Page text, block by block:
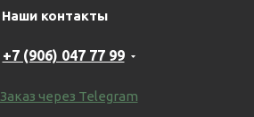
Наши контакты
+7 (906) 047 77 99
Заказ через Telegram